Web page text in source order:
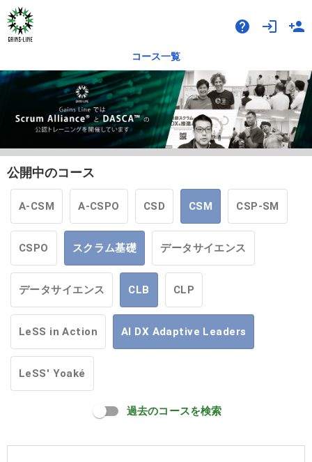
help login person_add
コース一覧
公開中のコース
A-CSM A-CSPO CSD CSM CSP-SM
CSPO スクラム基礎 データサイエンス
データサイエンス CLB CLP
LeSS in Action AI DX Adaptive Leaders
LeSS' Yoaké
過去のコースを検索